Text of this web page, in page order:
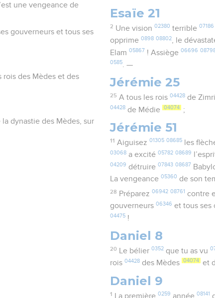
une vengeance de
gouverneurs et tous ses
rois des Mèdes et des
la dynastie des Mèdes, sur
Esaïe 21
2 Une vision 02380 terrible 07186
opprime0898 08802, le
Elam05867 ! Assiège06696
0585 . —
Jérémie 25
25 A tous les rois 04428de Zimri
04428 de Médie 04074 ;
Jérémie 51
11 Aiguisez 01305 08685les
03068 a excité05782 08689
04209 détruire07843 08687
La vengeance05360 de son
28 Préparez 06942 08761 contre
gouverneurs06346 et tous ses
04475 !
Daniel 8
20 Le bélier 0352que tu as vu
rois04428 des Mèdes 04074 et
Daniel 9
1 La première 0259 année 08141